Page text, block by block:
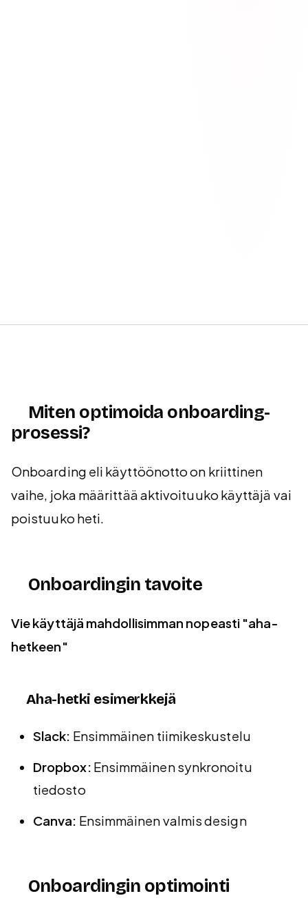
Miten optimoida onboarding-
prosessi?
Onboarding eli käyttöönotto on kriittinen
vaihe, joka määrittää aktivoituuko käyttäjä vai
poistuuko heti.
Onboardingin tavoite
Vie käyttäjä mahdollisimman nopeasti "aha-
hetkeen"
Aha-hetki esimerkkejä
Slack: Ensimmäinen tiimikeskustelu
Dropbox: Ensimmäinen synkronoitu
tiedosto
Canva: Ensimmäinen valmis design
Onboardingin optimointi